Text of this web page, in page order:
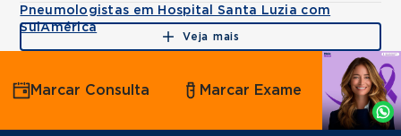
Pneumologistas em Hospital Santa Luzia com
SulAmérica
Veja mais
Agende
por
Whatsapp
Marcar Consulta Marcar Exame